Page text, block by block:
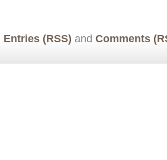
Entries (RSS) and Comments